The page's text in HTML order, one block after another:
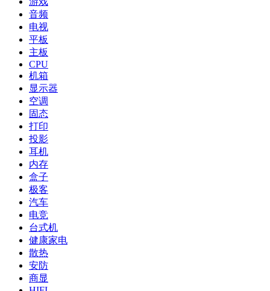
音频
电视
平板
主板
CPU
机箱
显示器
空调
固态
打印
投影
耳机
内存
盒子
极客
汽车
电竞
台式机
健康家电
散热
安防
商显